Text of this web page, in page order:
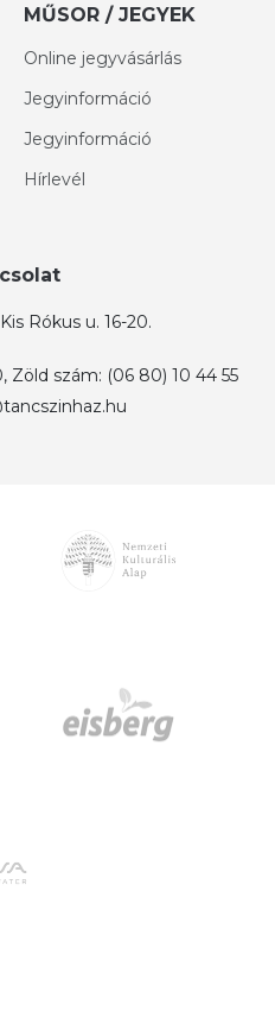
MŰSOR / JEGYEK
Online jegyvásárlás
Jegyinformáció
Jegyinformáció
Hírlevél
Rókus u. 16-20.
Zöld szám: (06 80) 10 44 55